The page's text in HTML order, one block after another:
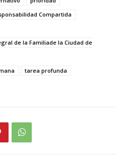
Compartida
de la Familiade la Ciudad de
tarea profunda